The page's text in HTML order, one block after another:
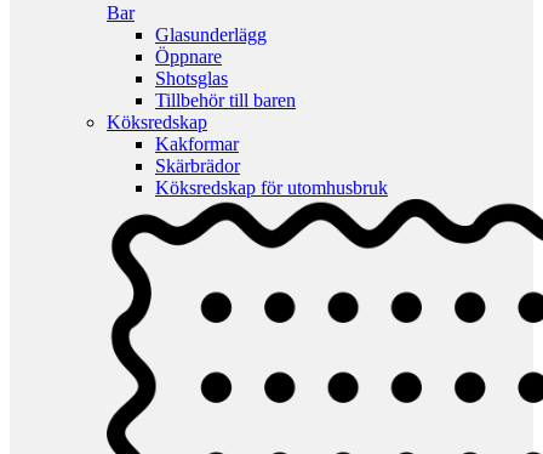
Bar
Glasunderlägg
Öppnare
Shotsglas
Tillbehör till baren
Köksredskap
Kakformar
Skärbrädor
Köksredskap för utomhusbruk